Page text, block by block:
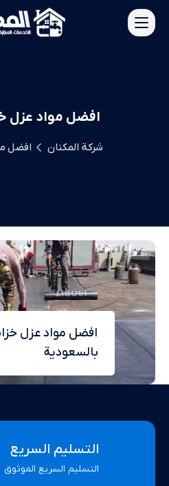
افضل مواد عزل
شركة المكنان افضل
افضل مواد عزل
بالسعودية
التسليم السريع
التسليم السريع الموثوق